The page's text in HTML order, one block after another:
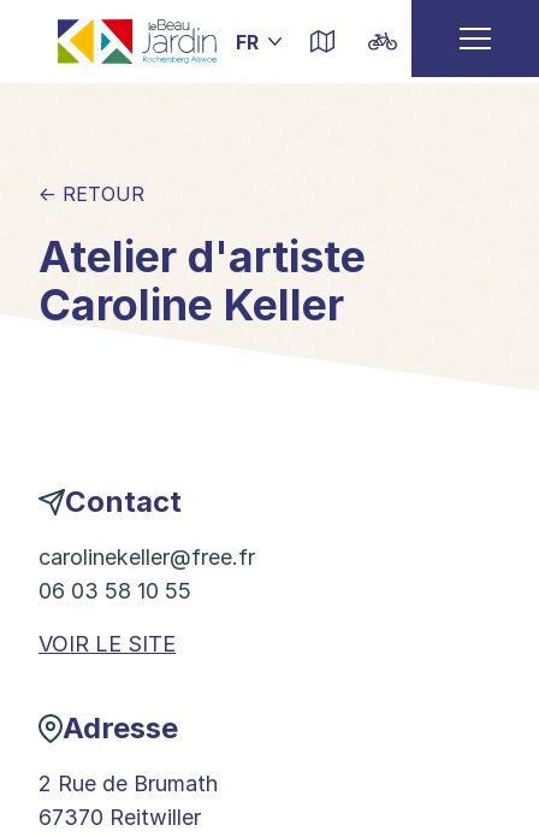
← RETOUR
Atelier d'artiste
Caroline Keller
Contact
carolinekeller@free.fr
06 03 58 10 55
VOIR LE SITE
Adresse
2 Rue de Brumath
67370 Reitwiller